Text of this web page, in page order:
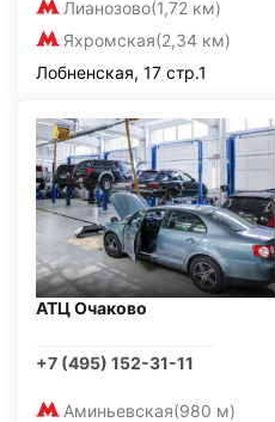
Лианозово(1,72 км)
Яхромская(2,34 км)
Лобненская, 17 стр.1
АТЦ Очаково
+7 (495) 152-31-11
Аминьевская(980 м)